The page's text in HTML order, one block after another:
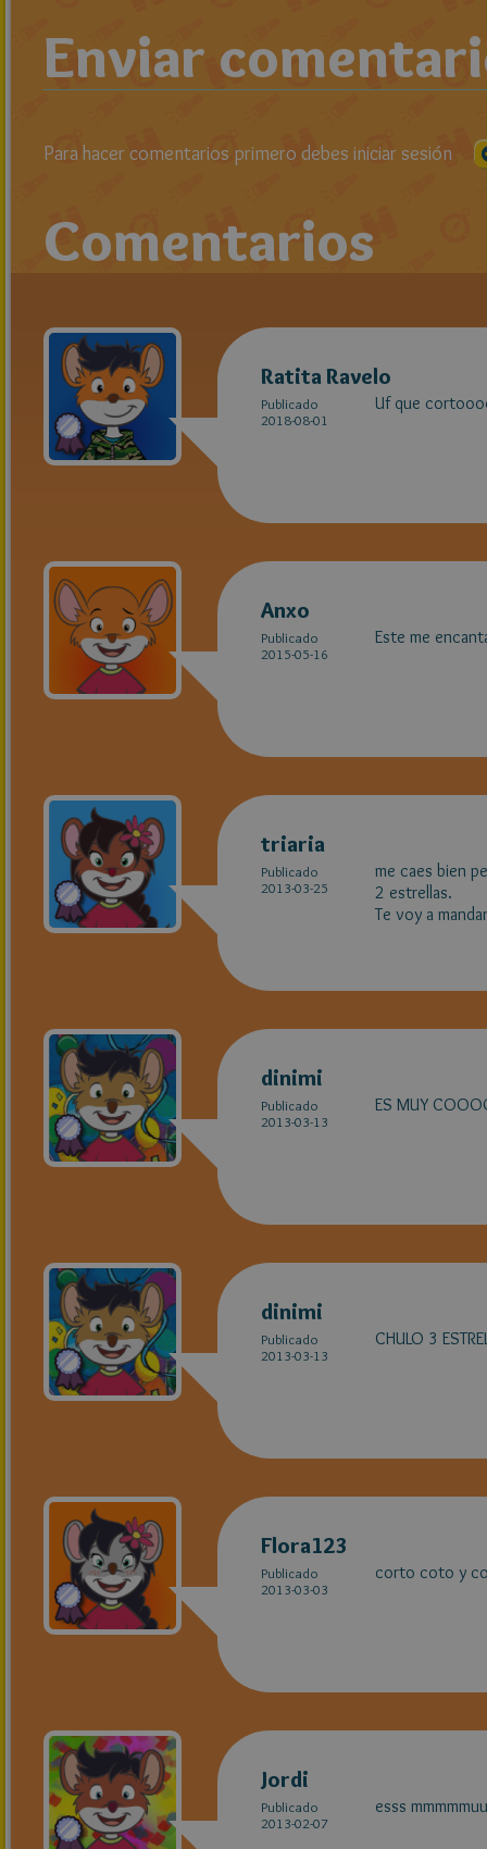
Enviar
Para hacer comentarios primero debes iniciar sesión
Comentarios
Ratita Ravelo
Publicado
2018-08-01
Uf que
Anxo
Publicado
2015-05-16
Este me
triaria
Publicado
2013-03-25
me caes bien
2 estrellas.
Te voy a
dinimi
Publicado
2013-03-13
ES MUY
dinimi
Publicado
2013-03-13
CHULO 3
Flora123
Publicado
2013-03-03
corto coto y
Jordi
Publicado
2013-02-07
esss